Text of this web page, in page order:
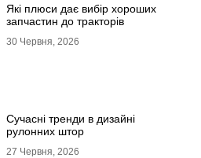
Які плюси дає вибір хороших
запчастин до тракторів
30 Червня, 2026
Сучасні тренди в дизайні
рулонних штор
27 Червня, 2026